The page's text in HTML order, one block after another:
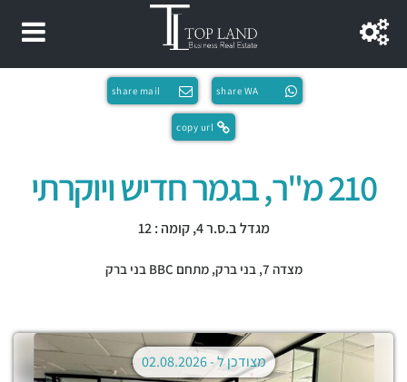
share WA
share mail
copy url
210 מ"ר, בגמר חדיש ויוקרתי
מגדל ב.ס.ר 4, קומה : 12
מצדה 7, בני ברק,מתחם BBC בני ברק
מצודכן ל -02.08.2026